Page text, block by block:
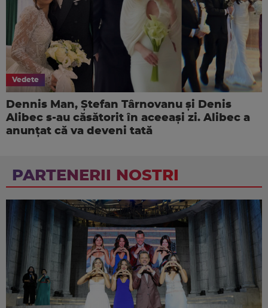
Vedete
Dennis Man, Ștefan Târnovanu și Denis
Alibec s-au căsătorit în aceeași zi. Alibec a
anunțat că va deveni tată
PARTENERII NOSTRI